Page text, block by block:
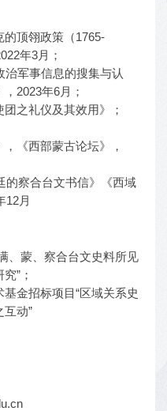
的顶翎政策（1765-
年3月；
治军事信息的搜集与认
2023年6月；
团之礼仪及其效用》；
，《西部蒙古论坛》，
的察合台文书信》《西域
12月
、蒙、察合台文史料所见
”；
金招标项目“区域关系史
互动”